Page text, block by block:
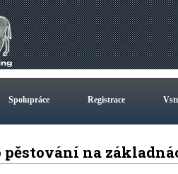
Spolupráce Registrace
pěstování na